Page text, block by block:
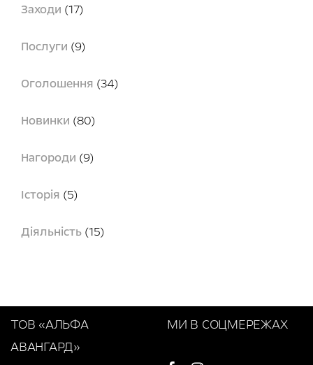
Заходи (17)
Послуги (9)
Оголошення (34)
Новинки (80)
Нагороди (9)
Історія (5)
Діяльність (15)
ТОВ «АЛЬФА
АВАНГАРД»
МИ В СОЦМЕРЕЖАХ